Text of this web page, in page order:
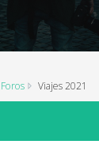
Foros Viajes 2021